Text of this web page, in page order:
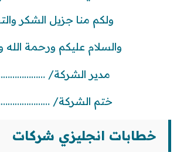
ولكم منا جزيل الشكر
والسلام عليكم ورحمة الله
مدير الشركة/
ختم الشركة/
خطابات انجليزي شركات